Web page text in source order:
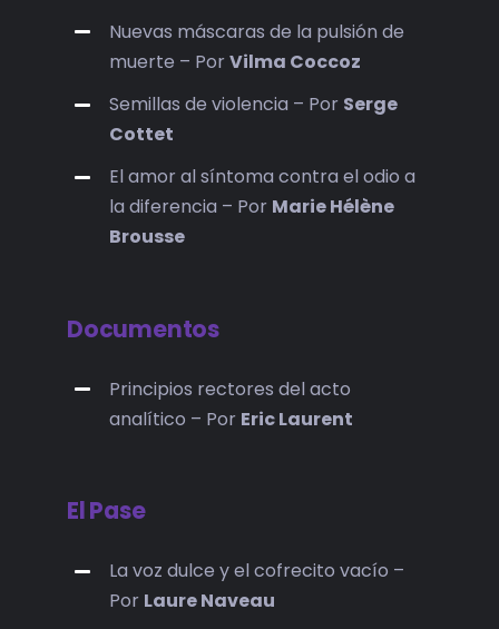
Nuevas máscaras de la pulsión de
muerte – PorVilma Coccoz
Semillas de violencia – Por Serge
Cottet
El amor al síntoma contra el odio a
la diferencia – Por Marie Hélène
Brousse
Documentos
Principios rectores del acto
analítico – Por Eric Laurent
El Pase
La voz dulce y el cofrecito vacío –
Por Laure Naveau